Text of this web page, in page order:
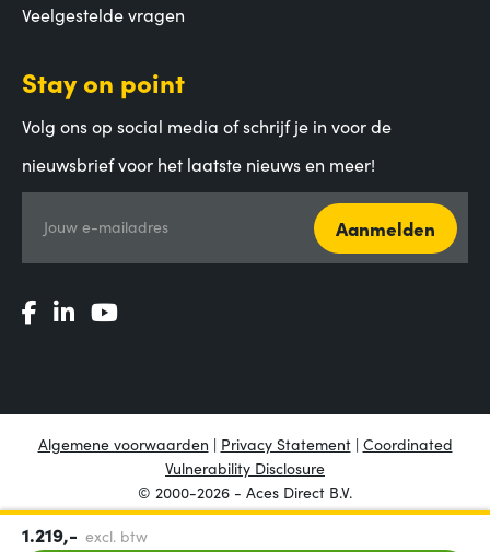
1.219,- excl. btw
Veelgestelde vragen
Stay on point
Volg ons op social media of schrijf je in voor de
nieuwsbrief voor het laatste nieuws en meer!
Jouw e-mailadres Aanmelden
Algemene voorwaarden | Privacy Statement| Coordinated
Vulnerability Disclosure
© 2000-2026 - Aces Direct B.V.